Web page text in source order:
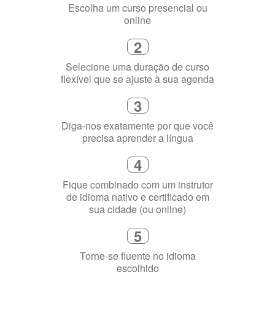
Escolha um curso presencial ou
online
2
Selecione uma duração de curso
flexível que se ajuste à sua agenda
3
Diga-nos exatamente por que você
precisa aprender a língua
4
Fique combinado com um instrutor
de idioma nativo e certificado em
sua cidade (ou online)
5
Torne-se fluente no idioma
escolhido